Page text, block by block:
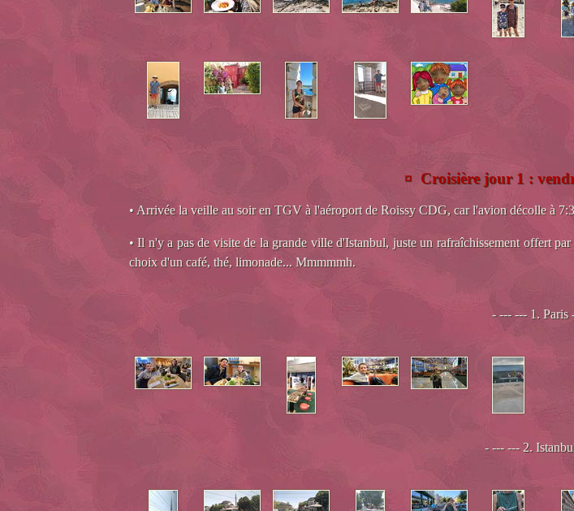
¤ Croisière jour 1 :
• Arrivée la veille au soir en TGV à l'aéroport de Roissy CDG, car l'avion décolle à
• Il n'y a pas de visite de la grande ville d'Istanbul, juste un rafraîchissement offert
choix d'un café, thé, limonade... Mmmmmh.
- --- --- 1. Paris
- --- --- 2.